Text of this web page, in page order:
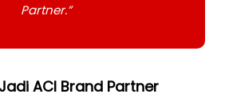
Partner.”
ACI Brand Partner